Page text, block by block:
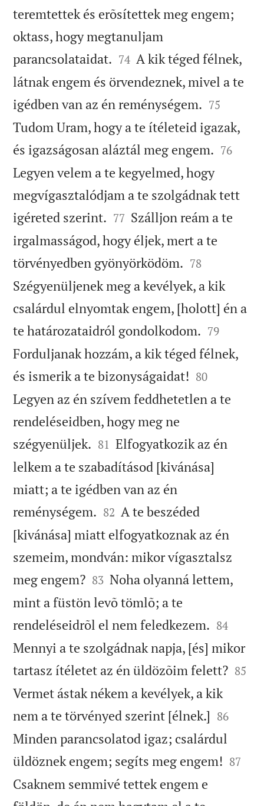
teremtettek és erõsítettek meg engem;
oktass, hogy megtanuljam
parancsolataidat. 

74 A kik téged félnek,
látnak engem és örvendeznek, mivel a te
igédben van az én reménységem. 

75
Tudom Uram, hogy a te ítéleteid igazak,
és igazságosan aláztál meg engem. 

76
Legyen velem a te kegyelmed, hogy
megvígasztalódjam a te szolgádnak tett
igéreted szerint. 

77 Szálljon reám a te
irgalmasságod, hogy éljek, mert a te
törvényedben gyönyörködöm. 

78
Szégyenüljenek meg a kevélyek, a kik
csalárdul elnyomtak engem, [holott] én a
te határozataidról gondolkodom. 

79
Forduljanak hozzám, a kik téged félnek,
és ismerik a te bizonyságaidat! 

80
Legyen az én szívem feddhetetlen a te
rendeléseidben, hogy meg ne
szégyenüljek. 

81 Elfogyatkozik az én
lelkem a te szabadításod [kivánása]
miatt; a te igédben van az én
reménységem. 

82 A te beszéded
[kivánása] miatt elfogyatkoznak az én
szemeim, mondván: mikor vígasztalsz
meg engem?
83 Noha olyanná lettem,
mint a füstön levõ tömlõ; a te
rendeléseidrõl el nem feledkezem. 

84
Mennyi a te szolgádnak napja, [és] mikor
tartasz ítéletet az én üldözõim felett?
85
Vermet ástak nékem a kevélyek, a kik
nem a te törvényed szerint [élnek.] 

86
Minden parancsolatod igaz; csalárdul
üldöznek engem; segíts meg engem! 

87
Csaknem semmivé tettek engem e